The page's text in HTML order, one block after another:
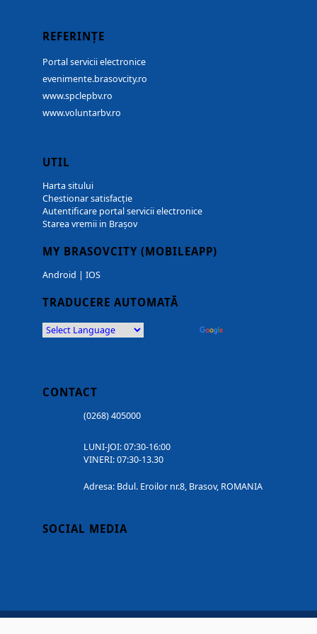
REFERINȚE
Portal servicii electronice
evenimente.brasovcity.ro
www.spclepbv.ro
www.voluntarbv.ro
UTIL
Harta sitului
Chestionar satisfacție
Autentificare portal servicii electronice
Starea vremii in Brașov
MY BRASOVCITY (MOBILEAPP)
Android | IOS
TRADUCERE AUTOMATĂ
CONTACT
(0268) 405000
LUNI-JOI: 07:30-16:00
VINERI: 07:30-13.30
Adresa: Bdul. Eroilor nr.8, Brasov, ROMANIA
SOCIAL MEDIA